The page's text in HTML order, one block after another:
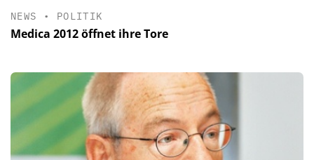
NEWS • POLITIK
Medica 2012 öffnet ihre Tore